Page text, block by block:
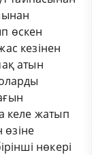
өскен
кезінен
атын
келе жатып
өзіне
нөкері